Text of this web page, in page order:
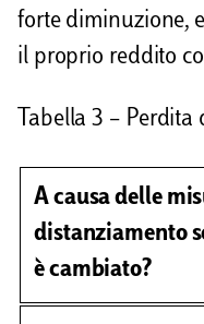
forte diminuzione,
il proprio reddito
Tabella 3 – Perdita
A causa delle
distanziamento
è cambiato?